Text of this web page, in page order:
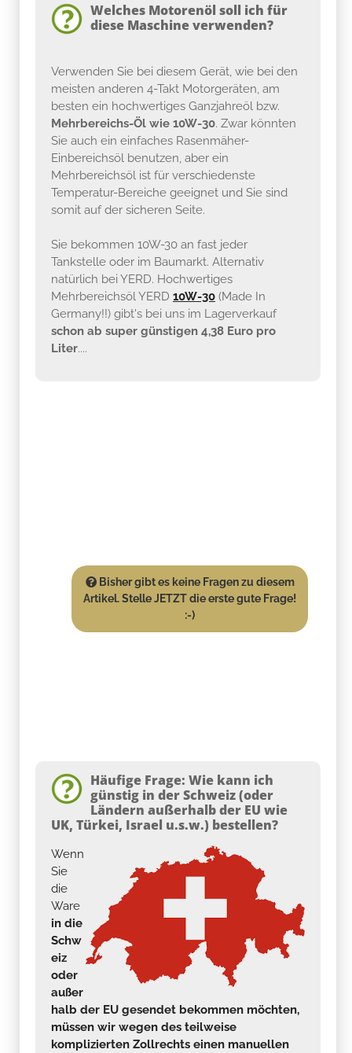
Welches Motorenöl soll ich für
diese Maschine verwenden?
Verwenden Sie bei diesem Gerät, wie bei den
meisten anderen 4-Takt Motorgeräten, am
besten ein hochwertiges Ganzjahreöl bzw.
Mehrbereichs-Öl wie 10W-30. Zwar könnten
Sie auch ein einfaches Rasenmäher-
Einbereichsöl benutzen, aber ein
Mehrbereichsöl ist für verschiedenste
Temperatur-Bereiche geeignet und Sie sind
somit auf der sicheren Seite.
Sie bekommen 10W-30 an fast jeder
Tankstelle oder im Baumarkt. Alternativ
natürlich bei YERD. Hochwertiges
Mehrbereichsöl YERD 10W-30 (Made In
Germany!!) gibt's bei uns im Lagerverkauf
schon ab super günstigen 4,38 Euro pro
Liter....
Bisher gibt es keine Fragen zu diesem
Artikel. Stelle JETZT die erste gute Frage!
:-)
Häufige Frage: Wie kann ich
günstig in der Schweiz (oder
Ländern außerhalb der EU wie
UK, Türkei, Israel u.s.w.) bestellen?
Wenn
Sie
die
Ware
in die
Schw
eiz
oder
außer
halb der EU gesendet bekommen möchten,
müssen wir wegen des teilweise
komplizierten Zollrechts einen manuellen